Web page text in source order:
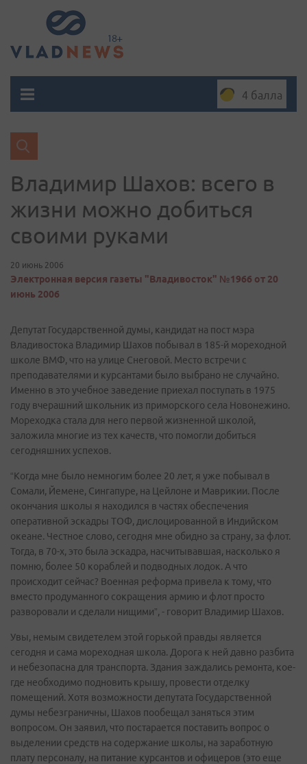
4 балла
Владимир Шахов: всего в
жизни можно добиться
своими руками
20 июнь 2006
Электронная версия газеты "Владивосток" №1966 от 20
июнь 2006
Депутат Государственной думы, кандидат на пост мэра
Владивостока Владимир Шахов побывал в 185-й мореходной
школе ВМФ, что на улице Снеговой. Место встречи с
преподавателями и курсантами было выбрано не случайно.
Именно в это учебное заведение приехал поступать в 1975
году вчерашний школьник из приморского села Новонежино.
Мореходка стала для него первой жизненной школой,
заложила многие из тех качеств, что помогли добиться
сегодняшних успехов.
“Когда мне было немногим более 20 лет, я уже побывал в
Сомали, Йемене, Сингапуре, на Цейлоне и Маврикии. После
окончания школы я находился в частях обеспечения
оперативной эскадры ТОФ, дислоцированной в Индийском
океане. Честное слово, сегодня мне обидно за страну, за флот.
Тогда, в 70-х, это была эскадра, насчитывавшая, насколько я
помню, более 50 кораблей и подводных лодок. А что
происходит сейчас? Военная реформа привела к тому, что
вместо продуманного сокращения армию и флот просто
разворовали и сделали нищими”, - говорит Владимир Шахов.
Увы, немым свидетелем этой горькой правды является
сегодня и сама мореходная школа. Дорога к ней давно разбита
и небезопасна для транспорта. Здания заждались ремонта, кое-
где необходимо подновить крышу, провести отделку
помещений. Хотя возможности депутата Государственной
думы небезграничны, Шахов пообещал заняться этим
вопросом. Он заявил, что постарается поставить вопрос о
выделении средств на содержание школы, на заработную
плату персоналу, на питание курсантов и офицеров (это еще